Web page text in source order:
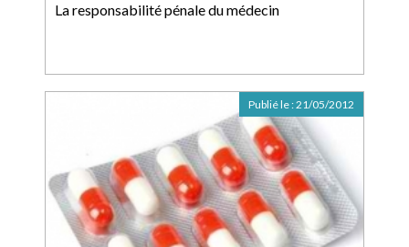
La responsabilité pénale du médecin
Publié le :21/05/2012